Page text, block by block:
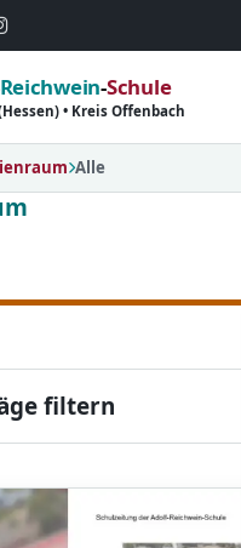
Reichwein-Schule
• Kreis Offenbach
Alle
filtern